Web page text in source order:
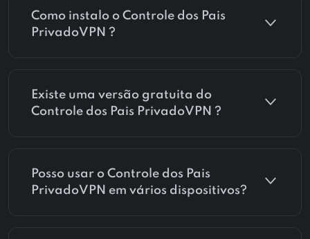
Como instalo o Controle dos Pais
PrivadoVPN ?
Existe uma versão gratuita do
Controle dos Pais PrivadoVPN ?
Posso usar o Controle dos Pais
PrivadoVPN em vários dispositivos?